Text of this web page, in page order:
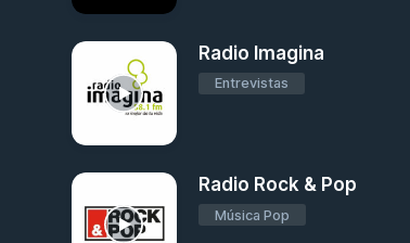
Radio Imagina
Entrevistas
Radio Rock & Pop
Música Pop